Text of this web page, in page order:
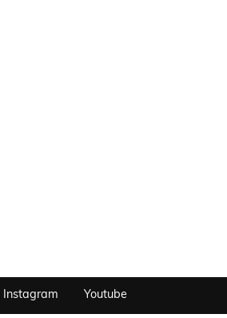
Instagram Youtube